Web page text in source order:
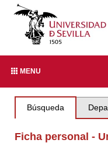
MENU
Búsqueda
Ficha personal -